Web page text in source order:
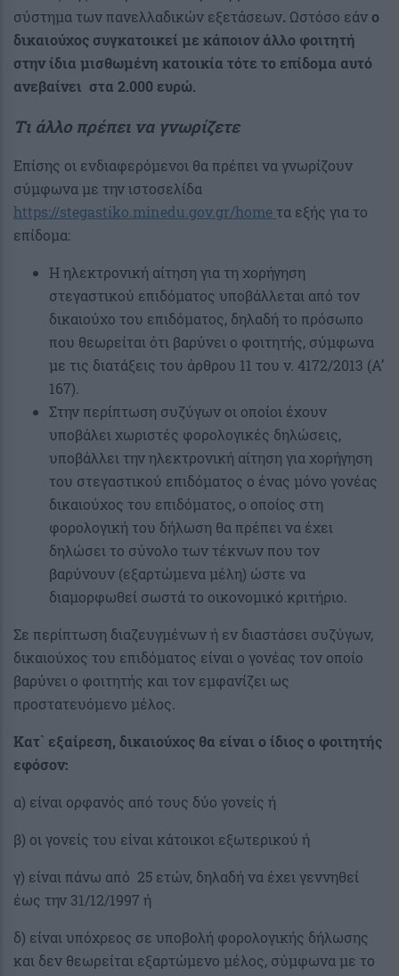
σύστημα των πανελλαδικών εξετάσεων. Ωστόσο εάν ο
δικαιούχος συγκατοικεί με κάποιον άλλο φοιτητή
στην ίδια μισθωμένη κατοικία τότε το επίδομα αυτό
ανεβαίνει στα 2.000 ευρώ.
Tι άλλο πρέπει να γνωρίζετε
Επίσης οι ενδιαφερόμενοι θα πρέπει να γνωρίζουν
σύμφωνα με την ιστοσελίδα
https://stegastiko.minedu.gov.gr/homeτα εξής για το
επίδομα:
Η ηλεκτρονική αίτηση για τη χορήγηση
στεγαστικού επιδόματος υποβάλλεται από τον
δικαιούχο του επιδόματος, δηλαδή το πρόσωπο
που θεωρείται ότι βαρύνει ο φοιτητής, σύμφωνα
με τις διατάξεις του άρθρου 11 του ν. 4172/2013 (Α’
167).
Στην περίπτωση συζύγων οι οποίοι έχουν
υποβάλει χωριστές φορολογικές δηλώσεις,
υποβάλλει την ηλεκτρονική αίτηση για χορήγηση
του στεγαστικού επιδόματος ο ένας μόνο γονέας
δικαιούχος του επιδόματος, ο οποίος στη
φορολογική του δήλωση θα πρέπει να έχει
δηλώσει το σύνολο των τέκνων που τον
βαρύνουν (εξαρτώμενα μέλη) ώστε να
διαμορφωθεί σωστά το οικονομικό κριτήριο.
Σε περίπτωση διαζευγμένων ή εν διαστάσει συζύγων,
δικαιούχος του επιδόματος είναι ο γονέας τον οποίο
βαρύνει ο φοιτητής και τον εμφανίζει ως
προστατευόμενο μέλος.
Κατ` εξαίρεση, δικαιούχος θα είναι ο ίδιος ο φοιτητής
εφόσον:
α) είναι ορφανός από τους δύο γονείς ή
β) οι γονείς του είναι κάτοικοι εξωτερικού ή
γ) είναι πάνω από 25 ετών, δηλαδή να έχει γεννηθεί
έως την 31/12/1997 ή
δ) είναι υπόχρεος σε υποβολή φορολογικής δήλωσης
και δεν θεωρείται εξαρτώμενο μέλος, σύμφωνα με το